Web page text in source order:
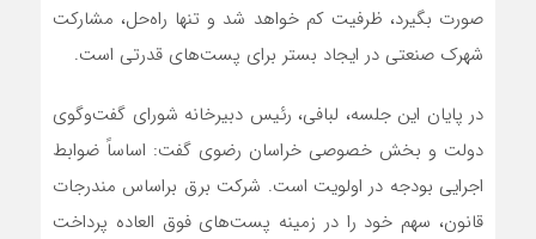
صورت بگیرد، ظرفیت کم خواهد شد و تنها راه‌حل، مشارکت
شهرک صنعتی در ایجاد بستر برای پست‌های قدرتی است.
در پایان این جلسه، لبافی، رئیس دبیرخانه شورای گفت‌وگوی
دولت و بخش خصوصی خراسان رضوی گفت: اساساً ضوابط
اجرایی بودجه در اولویت است. شرکت برق براساس مندرجات
قانون، سهم خود را در زمینه پست‌های فوق العاده پرداخت